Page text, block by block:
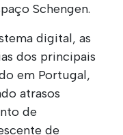
Schengen.
digital, as
dos principais
em Portugal,
atrasos
de
de